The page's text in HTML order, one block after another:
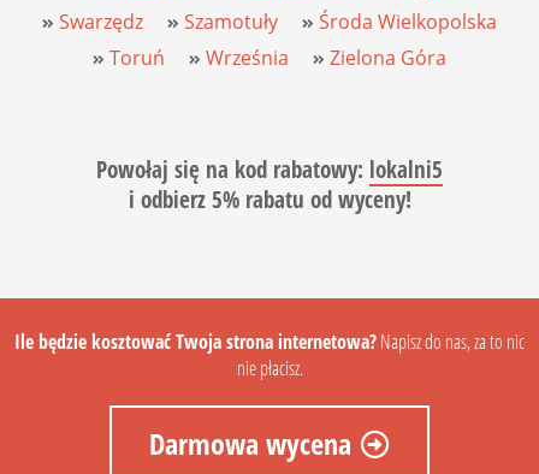
Swarzędz
Szamotuły
Środa Wielkopolska
Toruń
Września Zielona Góra
Powołaj się na kod rabatowy: lokalni5
i odbierz 5% rabatu od wyceny!
Ile będzie kosztować Twoja strona internetowa?Napisz do nas, za to nic
nie płacisz.
Darmowa wycena